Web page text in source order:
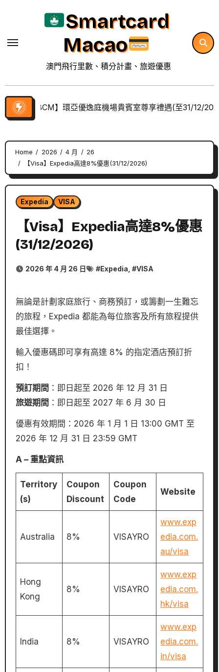
Smartcard
Macao
澳門飛行里數、積分計畫、旅遊優惠
【BCM】環亞優逸庭機場貴賓室尊享禮遇(至31/12/
Home 2026 4 月
26
【Visa】Expedia高達8%優惠(31/12/2026)
Expedia VISA
【Visa】Expedia高達8%優惠
(31/12/2026)
2026 年 4 月 26 日 #Expedia , #VISA
無論是計劃家庭旅行、商務預訂，或籌劃一生難忘
的旅程，Expedia 都能為每位旅客及所有旅程提供
最佳選擇。
輸入優惠碼即可享有高達 8% 的指定酒店預訂折
扣！
預訂期間 ：即日起至 2026 年 12 月 31 日
旅遊期間 ：即日起至 2027 年 6 月 30 日
優惠有效期間：2026 年 1 月 1 日 13:00 GMT 至
2026 年 12 月 31 日 23:59 GMT
A – 重點資訊
Territory
(s)
Coupon
Discount
Coupon
Code
Website
Australia 8% VISAYRO
www.exp
edia.com.
au/visa
Hong
Kong
8% VISAYRO
www.exp
edia.com.
hk/visa
India 8% VISAYRO
www.exp
edia.com.
in/visa